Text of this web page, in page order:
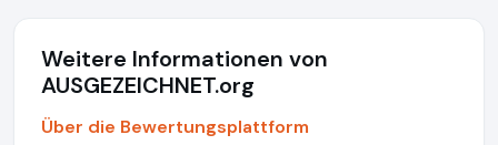
Weitere Informationen von
AUSGEZEICHNET.org
Über die Bewertungsplattform